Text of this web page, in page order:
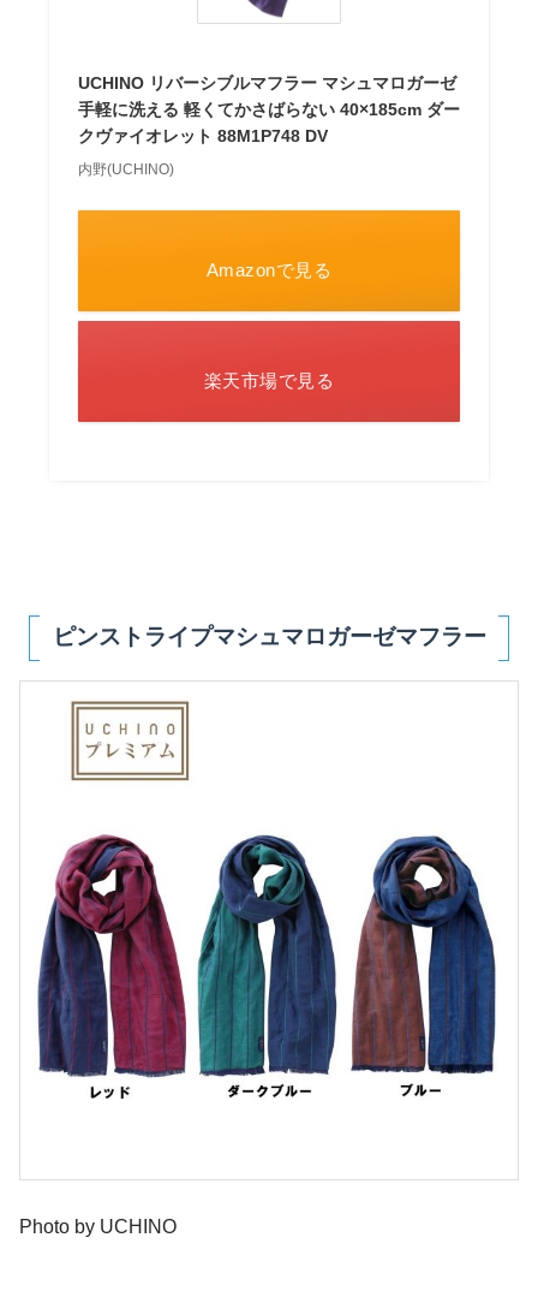
UCHINO リバーシブルマフラー マシュマロガーゼ
手軽に洗える 軽くてかさばらない 40×185cm ダー
クヴァイオレット 88M1P748 DV
内野(UCHINO)
Amazonで見る
楽天市場で見る
ピンストライプマシュマロガーゼマフラー
Photo by UCHINO